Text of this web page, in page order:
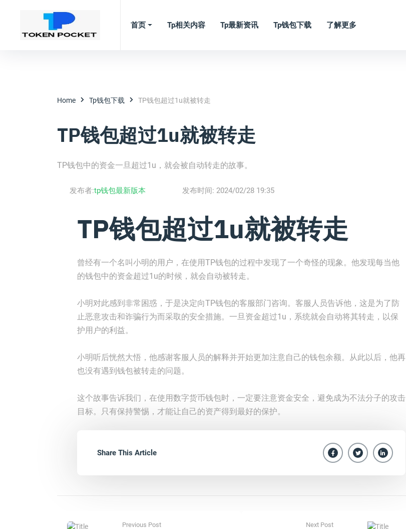
首页 Tp相关内容 Tp最新资讯 Tp钱包下载 了解更多
Home Tp钱包下载 TP钱包超过1u就被转走
TP钱包超过1u就被转走
TP钱包中的资金一旦超过1u，就会被自动转走的故事。
发布者:tp钱包最新版本 发布时间: 2024/02/28 19:35
TP钱包超过1u就被转走
曾经有一个名叫小明的用户，在使用TP钱包的过程中发现了一个奇怪的现象。他发现每当他
的钱包中的资金超过1u的时候，就会自动被转走。
小明对此感到非常困惑，于是决定向TP钱包的客服部门咨询。客服人员告诉他，这是为了防
止恶意攻击和诈骗行为而采取的安全措施。一旦资金超过1u，系统就会自动将其转走，以保
护用户的利益。
小明听后恍然大悟，他感谢客服人员的解释并开始更加注意自己的钱包余额。从此以后，他再
也没有遇到钱包被转走的问题。
这个故事告诉我们，在使用数字货币钱包时，一定要注意资金安全，避免成为不法分子的攻击
目标。只有保持警惕，才能让自己的资产得到最好的保护。
Share This Article
Previous Post Next Post